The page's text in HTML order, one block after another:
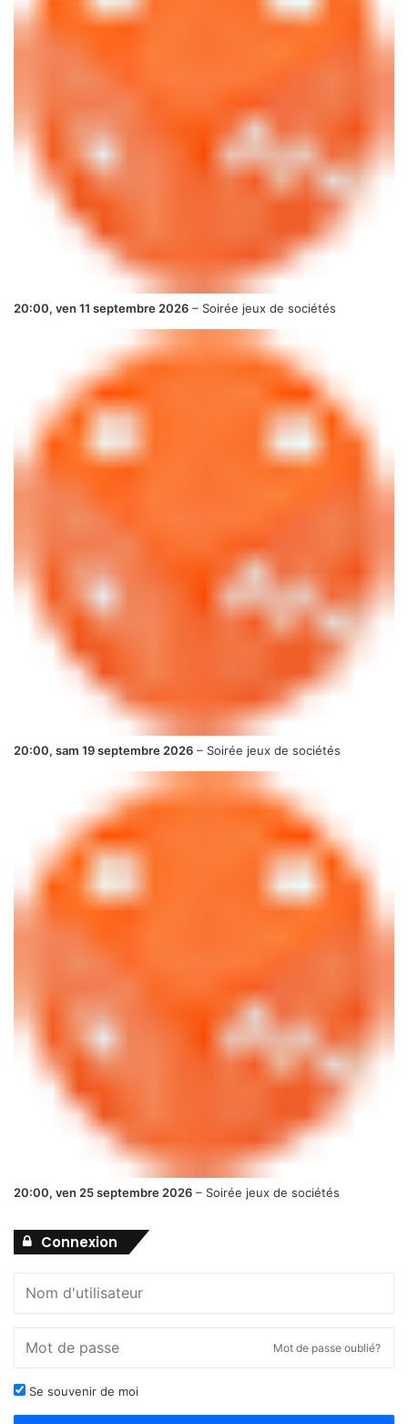
20:00, ven 11 septembre 2026 – Soirée jeux de sociétés
20:00, sam 19 septembre 2026 – Soirée jeux de sociétés
20:00, ven 25 septembre 2026 – Soirée jeux de sociétés
Connexion
Mot de passe oublié?
Se souvenir de moi